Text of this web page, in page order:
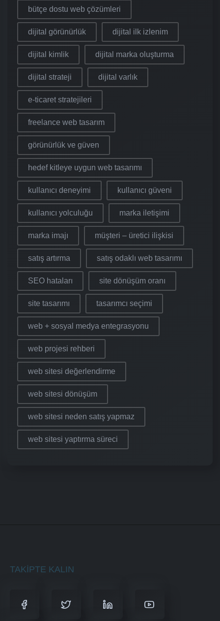
bütçe dostu web çözümleri
dijital görünürlük dijital ilk izlenim
dijital kimlik dijital marka oluşturma
dijital strateji dijital varlık
e-ticaret stratejileri
freelance web tasarım
görünürlük ve güven
hedef kitleye uygun web tasarımı
kullanıcı deneyimi kullanıcı güveni
kullanıcı yolculuğu marka iletişimi
marka imajı müşteri – üretici ilişkisi
satış artırma satış odaklı web tasarımı
SEO hataları site dönüşüm oranı
site tasarımı tasarımcı seçimi
web + sosyal medya entegrasyonu
web projesi rehberi
web sitesi değerlendirme
web sitesi dönüşüm
web sitesi neden satış yapmaz
web sitesi yaptırma süreci
TAKIPTE KALIN